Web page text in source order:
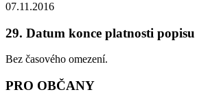
07.11.2016
29. Datum konce platnosti popisu
Bez časového omezení.
PRO OBČANY